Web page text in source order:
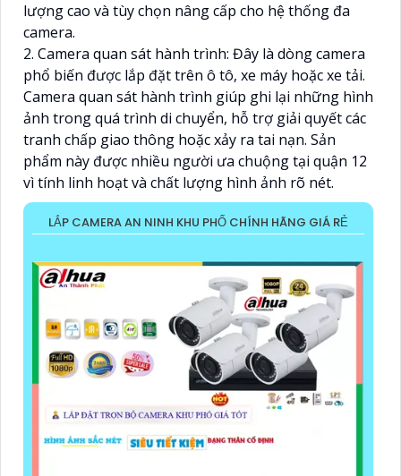
lượng cao và tùy chọn nâng cấp cho hệ thống đa
camera.
2. Camera quan sát hành trình: Đây là dòng camera
phổ biến được lắp đặt trên ô tô, xe máy hoặc xe tải.
Camera quan sát hành trình giúp ghi lại những hình
ảnh trong quá trình di chuyển, hỗ trợ giải quyết các
tranh chấp giao thông hoặc xảy ra tai nạn. Sản
phẩm này được nhiều người ưa chuộng tại quận 12
vì tính linh hoạt và chất lượng hình ảnh rõ nét.
LẮP CAMERA AN NINH KHU PHỐ CHÍNH HÃNG GIÁ RẺ